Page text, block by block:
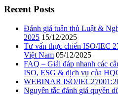
Recent Posts
Đánh giá tuân thủ Luật &
2025 15/12/2025
Tư vấn thực chiến ISO/IEC
Việt Nam 05/12/2025
FAQ – Giải đáp nhanh các
ISO, ESG & dịch vụ của
WEBINAR ISO/
Nguyên tắc đánh giá quyền